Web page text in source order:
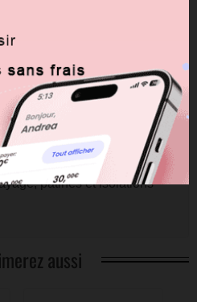
ni Bisphénol A, il
et l'environnement tout
optimale.
un vrai gain de temps
visuel parfait
avec 30% de matière
patines et isolations
aussi